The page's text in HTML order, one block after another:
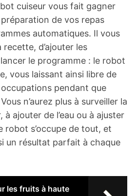
cuiseur vous fait gagner
de vos repas
automatiques. Il vous
d’ajouter les
le programme : le robot
vous laissant ainsi libre de
occupations pendant que
n’aurez plus à surveiller la
à ajouter de l’eau ou à ajuster
robot s’occupe de tout, et
un résultat parfait à chaque
les fruits à haute